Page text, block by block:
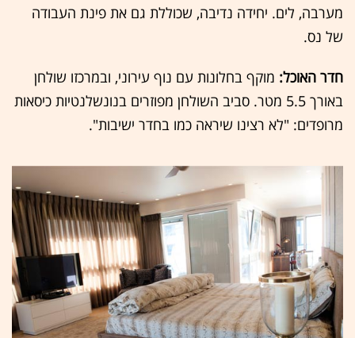
מערבה, לים. יחידה נדיבה, שכוללת גם את פינת העבודה
של נס.
חדר האוכל: מוקף בחלונות עם נוף עירוני, ובמרכזו שולחן
באורך 5.5 מטר. סביב השולחן מפוזרים בנונשלנטיות כיסאות
מרופדים: "לא רצינו שיראה כמו בחדר ישיבות".